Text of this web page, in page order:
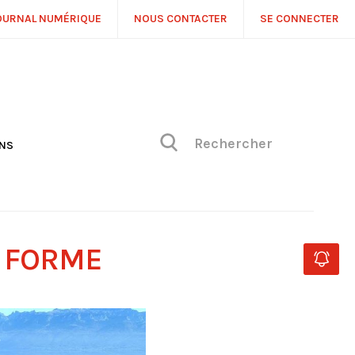
NUMÉRIQUE NOUS CONTACTER SE CONNECTER